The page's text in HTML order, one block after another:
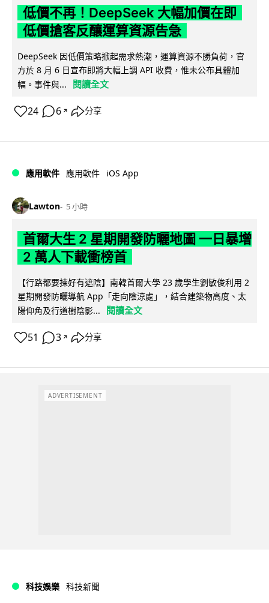
低價不再！DeepSeek 大幅加價在即
低價搶客反釀運算資源告急
DeepSeek 因低價策略掀起需求熱潮，運算資源不勝負荷，官
方於 8 月 6 日宣布即將大幅上調 API 收費，惟未公布具體加
幅。事件與...
閱讀全文
24 6 ↗ 分享
應用軟件 應用軟件 iOS App
Lawton 5 小時
首爾大生 2 星期開發防曬地圖 一日暴增
2 萬人下載衝榜首
【行路都要揀好有遮陰】南韓首爾大學 23 歲學生劉敏俊利用 2
星期開發防曬導航 App「走向陰涼處」，結合建築物高度、太
陽仰角及行道樹陰影...
閱讀全文
51 3 ↗ 分享
ADVERTISEMENT
科技娛樂 科技新聞